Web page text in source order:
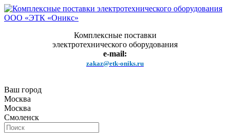
Комплексные поставки
электротехнического оборудования
e-mail:
zakaz@etk-oniks.ru
Ваш город
Москва
Москва
Смоленск